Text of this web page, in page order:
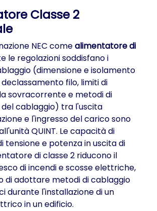
Classe 2
NEC comealimentatore di
le regolazioni soddisfano i
(dimensione e isolamento
filo, limiti di
sovracorrente e metodi di
cablaggio) tra l'uscita
e l'ingresso del carico sono
QUINT. Le capacità di
tensione e potenza in uscita di
di classe 2 riducono il
di incendi e scosse elettriche,
di adottare metodi di cablaggio
durante l'installazione di un
in un edificio.